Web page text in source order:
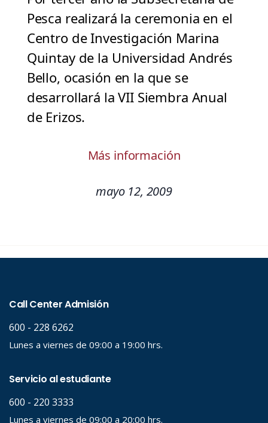
Pesca realizará la ceremonia en el
Centro de Investigación Marina
Quintay de la Universidad Andrés
Bello, ocasión en la que se
desarrollará la VII Siembra Anual
de Erizos.
Más información
mayo 12, 2009